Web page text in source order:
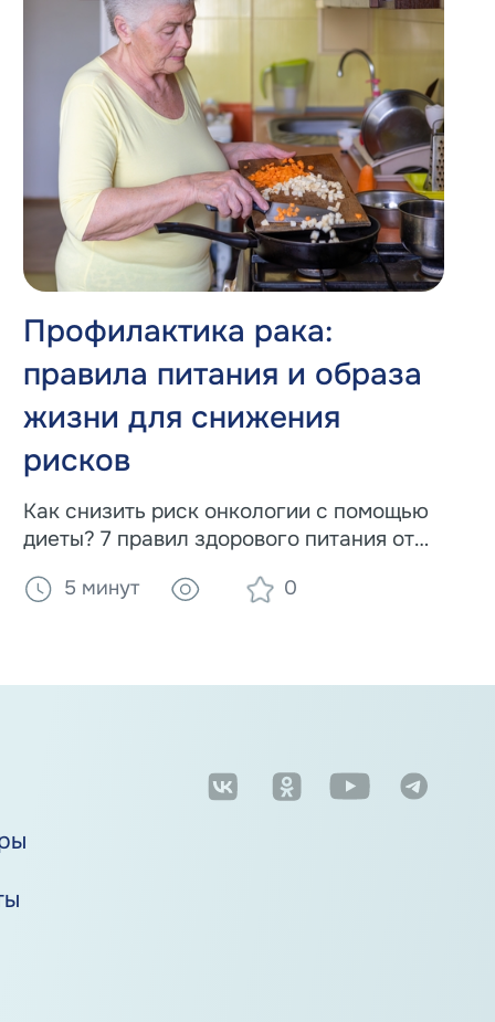
Профилактика рака:
правила питания и образа
жизни для снижения
рисков
Как снизить риск онкологии с помощью
диеты? 7 правил здорового питания от
продуктов, влияние веса и алкоголя на
5 минут 0